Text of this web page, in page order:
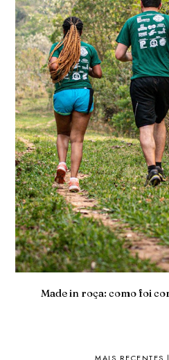
Made in roça: como foi